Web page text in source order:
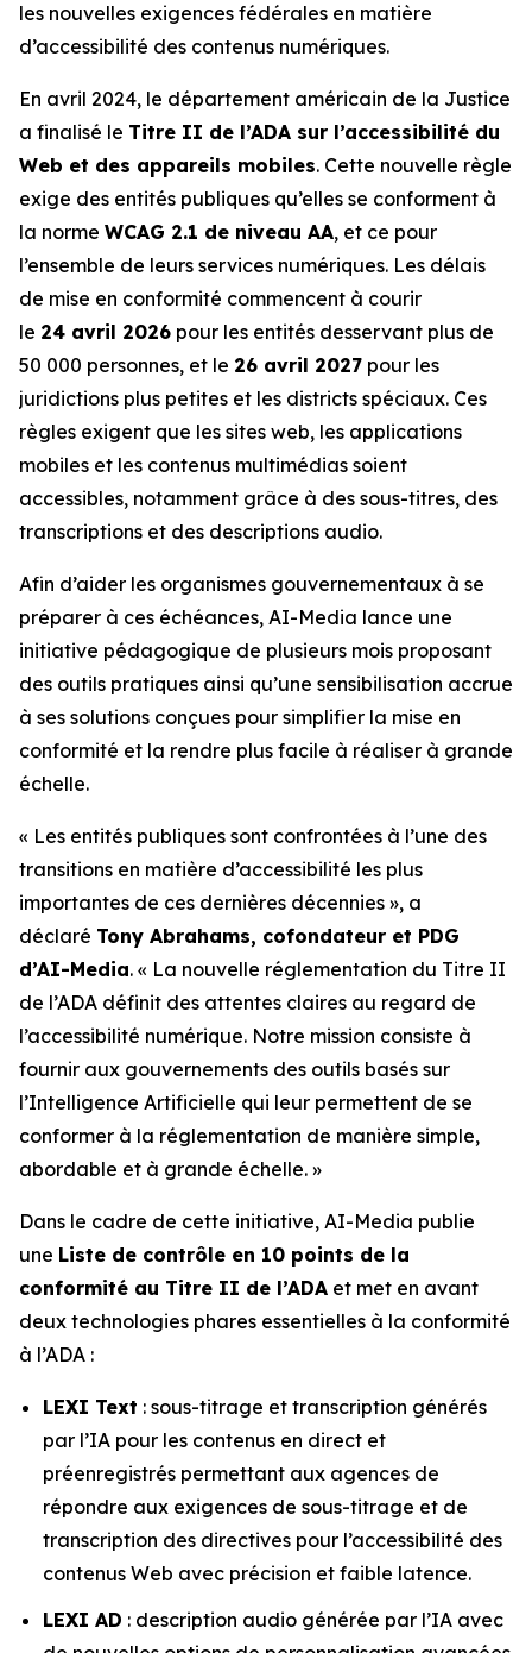
les nouvelles exigences fédérales en matière
d’accessibilité des contenus numériques.
En avril 2024, le département américain de la Justice
a finalisé le Titre II de l’ADA sur l’accessibilité du
Web et des appareils mobiles. Cette nouvelle règle
exige des entités publiques qu’elles se conforment à
la norme WCAG 2.1 de niveau AA, et ce pour
l’ensemble de leurs services numériques. Les délais
de mise en conformité commencent à courir
le 24 avril 2026 pour les entités desservant plus de
50 000 personnes, et le 26 avril 2027 pour les
juridictions plus petites et les districts spéciaux. Ces
règles exigent que les sites web, les applications
mobiles et les contenus multimédias soient
accessibles, notamment grâce à des sous-titres, des
transcriptions et des descriptions audio.
Afin d’aider les organismes gouvernementaux à se
préparer à ces échéances, AI-Media lance une
initiative pédagogique de plusieurs mois proposant
des outils pratiques ainsi qu’une sensibilisation accrue
à ses solutions conçues pour simplifier la mise en
conformité et la rendre plus facile à réaliser à grande
échelle.
« Les entités publiques sont confrontées à l’une des
transitions en matière d’accessibilité les plus
importantes de ces dernières décennies », a
déclaré Tony Abrahams, cofondateur et PDG
d’AI-Media. « La nouvelle réglementation du Titre II
de l’ADA définit des attentes claires au regard de
l’accessibilité numérique. Notre mission consiste à
fournir aux gouvernements des outils basés sur
l’Intelligence Artificielle qui leur permettent de se
conformer à la réglementation de manière simple,
abordable et à grande échelle. »
Dans le cadre de cette initiative, AI-Media publie
une Liste de contrôle en 10 points de la
conformité au Titre II de l’ADA et met en avant
deux technologies phares essentielles à la conformité
à l’ADA :
LEXI Text : sous-titrage et transcription générés
par l’IA pour les contenus en direct et
préenregistrés permettant aux agences de
répondre aux exigences de sous-titrage et de
transcription des directives pour l’accessibilité des
contenus Web avec précision et faible latence.
LEXI AD : description audio générée par l’IA avec